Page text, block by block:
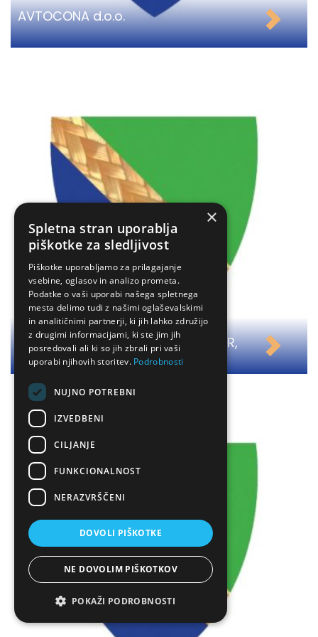
AVTOCONA d.o.o.
AVTOSERVIS KOŠIR, BARBARA KOŠIR,
S.P.
×
Spletna stran uporablja
piškotke za sledljivost
Piškotke uporabljamo za prilagajanje
vsebine, oglasov in analizo prometa.
Podatke o vaši uporabi našega spletnega
mesta delimo tudi z našimi oglaševalskimi
in analitičnimi partnerji, ki jih lahko združijo
z drugimi informacijami, ki ste jim jih
posredovali ali ki so jih zbrali pri vaši
uporabi njihovih storitev. Podrobnosti
NUJNO POTREBNI
IZVEDBENI
CILJANJE
FUNKCIONALNOST
NERAZVRŠČENI
DOVOLI PIŠKOTKE
NE DOVOLIM PIŠKOTKOV
POKAŽI PODROBNOSTI